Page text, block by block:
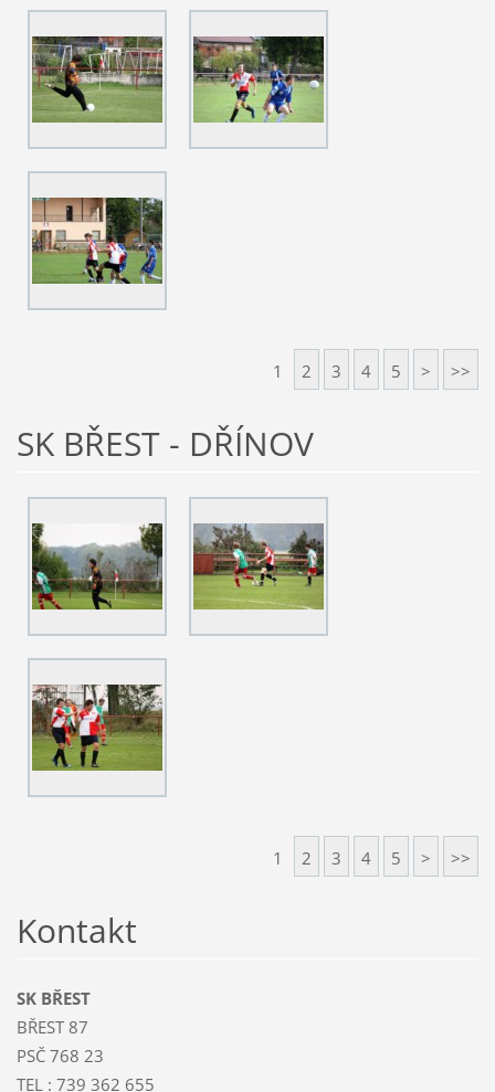
1 2 3 4 5 > >>
SK BŘEST - DŘÍNOV
1 2 3 4 5 > >>
Kontakt
SK BŘEST
BŘEST 87
PSČ 768 23
TEL : 739 362 655